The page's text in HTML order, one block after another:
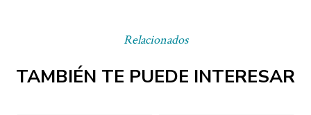
Relacionados
TAMBIÉN TE PUEDE INTERESAR